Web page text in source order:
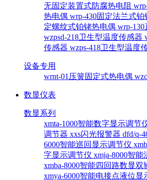
无固定装置式防腐热电阻
热电偶 wrp-430固定法兰式铂
定螺纹式铂铑热电偶 wrp-
wzpsd-218卫生型温度传感器
传感器 wzps-418卫生型温度
设备专用
wrnt-01压簧固定式热电偶
数显仪表
数显系列
xmta-1000智能数字显示调节
调节器 xxs闪光报警器 dfd/q-
6000智能巡回显示调节仪
字显示调节仪 xmja-8000智
xmba-8000智能四回路数显
xmya-6000智能电接点液位显